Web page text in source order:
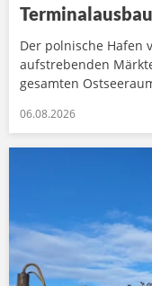
Terminalausbau
Der polnische Hafen
aufstrebenden
gesamten
06.08.2026